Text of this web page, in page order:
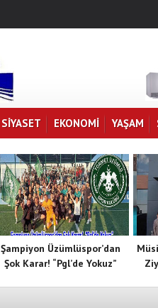
SIYASET EKONOMI YAŞAM
Şampiyon Üzümlüspor’dan
Şok Karar! “Pgl’de Yokuz”